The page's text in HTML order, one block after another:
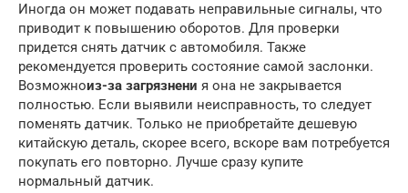
Иногда он может подавать неправильные сигналы, что
приводит к повышению оборотов. Для проверки
придется снять датчик с автомобиля. Также
рекомендуется проверить состояние самой заслонки.
Возможноиз-за загрязнени я она не закрывается
полностью. Если выявили неисправность, то следует
поменять датчик. Только не приобретайте дешевую
китайскую деталь, скорее всего, вскоре вам потребуется
покупать его повторно. Лучше сразу купите
нормальный датчик.